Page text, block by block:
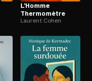
L'Homme
Thermomètre
Laurent Cohen